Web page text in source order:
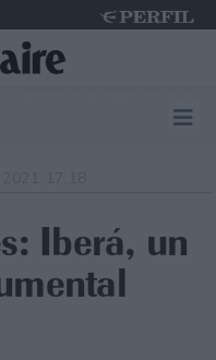
Iberá, un